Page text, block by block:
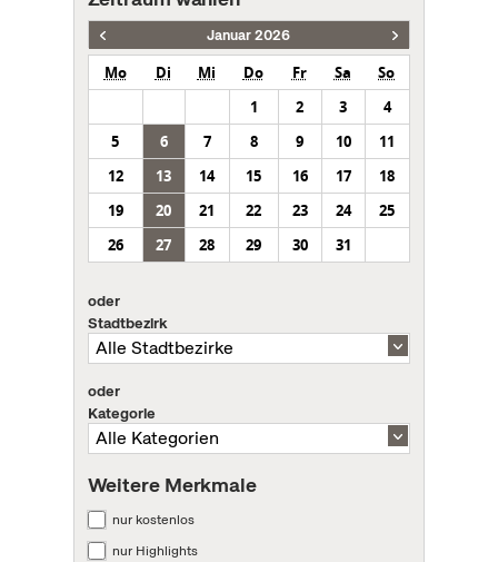
Januar 2026
Mo Di Mi Do Fr Sa
So
1
2 3
4
5
6 7 8 9 10
11
12
13 14 15 16 17
18
19
20 21 22 23 24
25
26
27 28 29 30 31
oder
Stadtbezirk
oder
Kategorie
Weitere Merkmale
nur kostenlos
nur Highlights